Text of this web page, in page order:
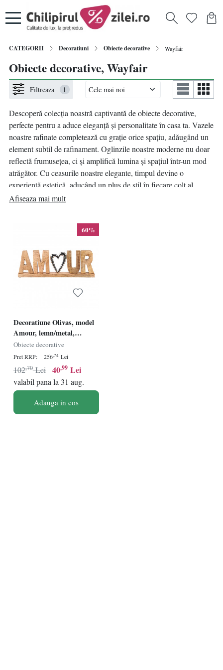
CATEGORII Decoratiuni Obiecte decorative Wayfair
Obiecte decorative, Wayfair
Filtreaza 1
Descoperă colecția noastră captivantă de obiecte decorative,
perfecte pentru a aduce eleganță și personalitate în casa ta. Vazele
noastre rafinate completează cu grație orice spațiu, adăugând un
element subtil de rafinament. Oglinzile noastre moderne nu doar
reflectă frumusețea, ci și amplifică lumina și spațiul într-un mod
atrăgător. Cu ceasurile noastre elegante, timpul devine o
experiență estetică, aducând un plus de stil în fiecare colț al
camerei tale. Ramele foto te ajută să îți expui amintirile dragi într-
atmosfera distinctivă a casei tale.
Afiseaza mai mult
60%
Decoratiune Olivas, model
Amour, lemn/metal,
natur/argintiu, 50 x 5 x 15
cm
Obiecte decorative
Pret RRP: 256,74 Lei
40,99 Lei
102,70 Lei
valabil pana la 31 aug.
Adauga in cos